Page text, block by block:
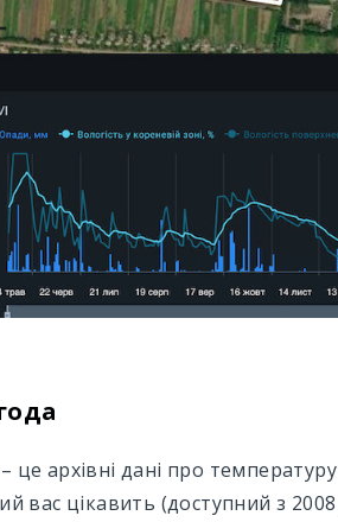
– це архівні дані про
вас цікавить (доступний з